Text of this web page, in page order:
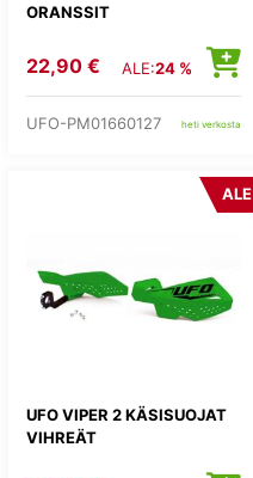
ORANSSIT
22,90 € ALE:24 %
UFO-PM01660127 heti verkosta
UFO VIPER 2 KÄSISUOJAT
VIHREÄT
ALE